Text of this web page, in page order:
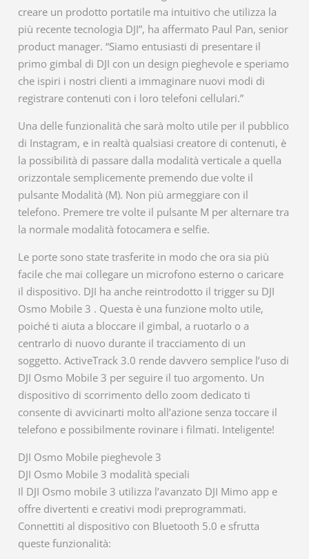
creare un prodotto portatile ma intuitivo che utilizza la
più recente tecnologia DJI”, ha affermato Paul Pan, senior
product manager. “Siamo entusiasti di presentare il
primo gimbal di DJI con un design pieghevole e speriamo
che ispiri i nostri clienti a immaginare nuovi modi di
registrare contenuti con i loro telefoni cellulari.”
Una delle funzionalità che sarà molto utile per il pubblico
di Instagram, e in realtà qualsiasi creatore di contenuti, è
la possibilità di passare dalla modalità verticale a quella
orizzontale semplicemente premendo due volte il
pulsante Modalità (M). Non più armeggiare con il
telefono. Premere tre volte il pulsante M per alternare tra
la normale modalità fotocamera e selfie.
Le porte sono state trasferite in modo che ora sia più
facile che mai collegare un microfono esterno o caricare
il dispositivo. DJI ha anche reintrodotto il trigger su DJI
Osmo Mobile 3 . Questa è una funzione molto utile,
poiché ti aiuta a bloccare il gimbal, a ruotarlo o a
centrarlo di nuovo durante il tracciamento di un
soggetto. ActiveTrack 3.0 rende davvero semplice l’uso di
DJI Osmo Mobile 3 per seguire il tuo argomento. Un
dispositivo di scorrimento dello zoom dedicato ti
consente di avvicinarti molto all’azione senza toccare il
telefono e possibilmente rovinare i filmati. Inteligente!
DJI Osmo Mobile pieghevole 3
DJI Osmo Mobile 3 modalità speciali
Il DJI Osmo mobile 3 utilizza l’avanzato DJI Mimo app e
offre divertenti e creativi modi preprogrammati.
Connettiti al dispositivo con Bluetooth 5.0 e sfrutta
queste funzionalità: